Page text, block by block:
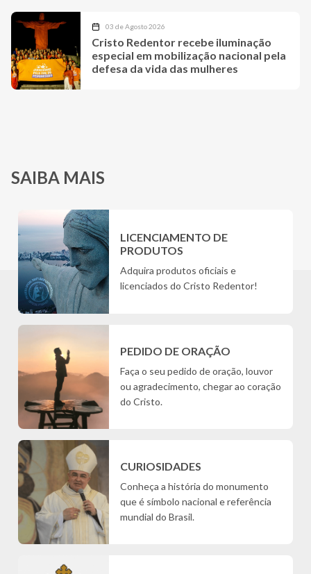
03 de Agosto 2026
Cristo Redentor recebe iluminação
especial em mobilização nacional pela
defesa da vida das mulheres
SAIBA MAIS
LICENCIAMENTO DE
PRODUTOS
Adquira produtos oficiais e
licenciados do Cristo Redentor!
PEDIDO DE ORAÇÃO
Faça o seu pedido de oração, louvor
ou agradecimento, chegar ao coração
do Cristo.
CURIOSIDADES
Conheça a história do monumento
que é símbolo nacional e referência
mundial do Brasil.